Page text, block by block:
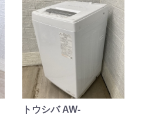
トウシバ AW-